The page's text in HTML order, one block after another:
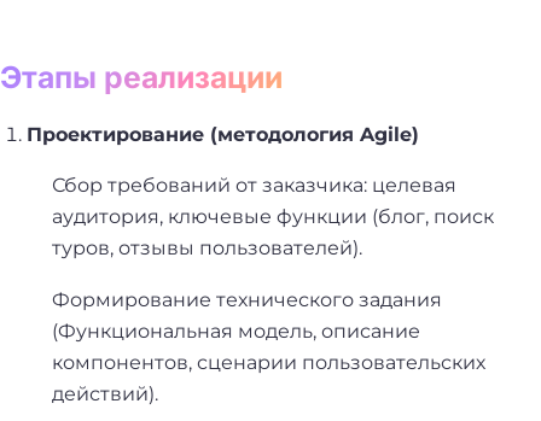
Этапы реализации
Проектирование (методология Agile)
Сбор требований от заказчика: целевая
аудитория, ключевые функции (блог, поиск
туров, отзывы пользователей).
Формирование технического задания
(Функциональная модель, описание
компонентов, сценарии пользовательских
действий).